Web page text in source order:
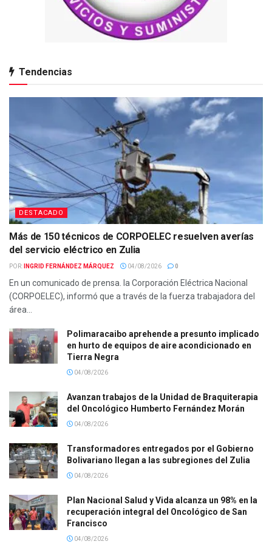
Tendencias
DESTACADO
Más de 150 técnicos de CORPOELEC resuelven averías
del servicio eléctrico en Zulia
POR: INGRID FERNÁNDEZ MÁRQUEZ 04/08/2026 0
En un comunicado de prensa. la Corporación Eléctrica Nacional
(CORPOELEC), informó que a través de la fuerza trabajadora del
área...
Polimaracaibo aprehende a presunto implicado
en hurto de equipos de aire acondicionado en
Tierra Negra
04/08/2026
Avanzan trabajos de la Unidad de Braquiterapia
del Oncológico Humberto Fernández Morán
04/08/2026
Transformadores entregados por el Gobierno
Bolivariano llegan a las subregiones del Zulia
04/08/2026
Plan Nacional Salud y Vida alcanza un 98% en la
recuperación integral del Oncológico de San
Francisco
04/08/2026